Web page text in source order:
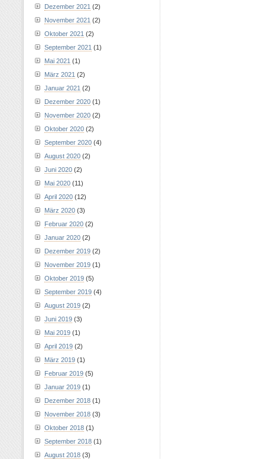
Dezember 2021 (2)
November 2021 (2)
Oktober 2021 (2)
September 2021 (1)
Mai 2021 (1)
März 2021 (2)
Januar 2021 (2)
Dezember 2020 (1)
November 2020 (2)
Oktober 2020 (2)
September 2020 (4)
August 2020 (2)
Juni 2020 (2)
Mai 2020 (11)
April 2020 (12)
März 2020 (3)
Februar 2020 (2)
Januar 2020 (2)
Dezember 2019 (2)
November 2019 (1)
Oktober 2019 (5)
September 2019 (4)
August 2019 (2)
Juni 2019 (3)
Mai 2019 (1)
April 2019 (2)
März 2019 (1)
Februar 2019 (5)
Januar 2019 (1)
Dezember 2018 (1)
November 2018 (3)
Oktober 2018 (1)
September 2018 (1)
August 2018 (3)